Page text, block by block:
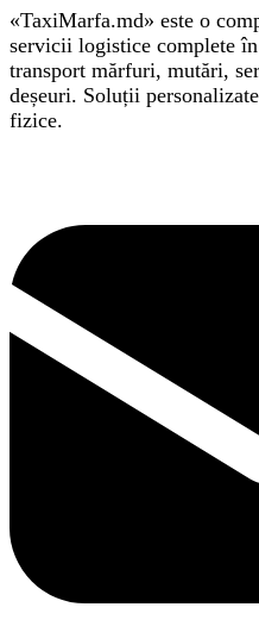
«TaxiMarfa.md» este o
servicii logistice complete
transport mărfuri, mutări,
deșeuri. Soluții
fizice.